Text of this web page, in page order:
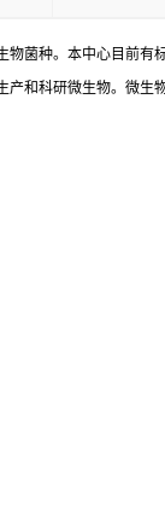
菌种。本中心目前
和科研微生物。微生